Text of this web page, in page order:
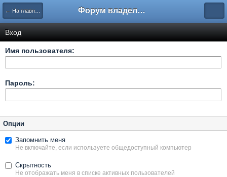
← На главную Форум владельцев интернет-магазинов
Вход
Имя пользователя:
Пароль:
Опции
Запомнить меня
Не включайте, если используете общедоступный компьютер
Скрытность
Не отображать меня в списке активных пользователей